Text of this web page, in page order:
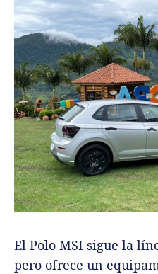
El Polo MSI sigue la
pero ofrece un